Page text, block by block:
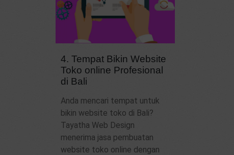
4. Tempat Bikin Website
Toko online Profesional
di Bali
Anda mencari tempat untuk
bikin website toko di Bali?
Tayatha Web Design
menerima jasa pembuatan
website toko online dengan